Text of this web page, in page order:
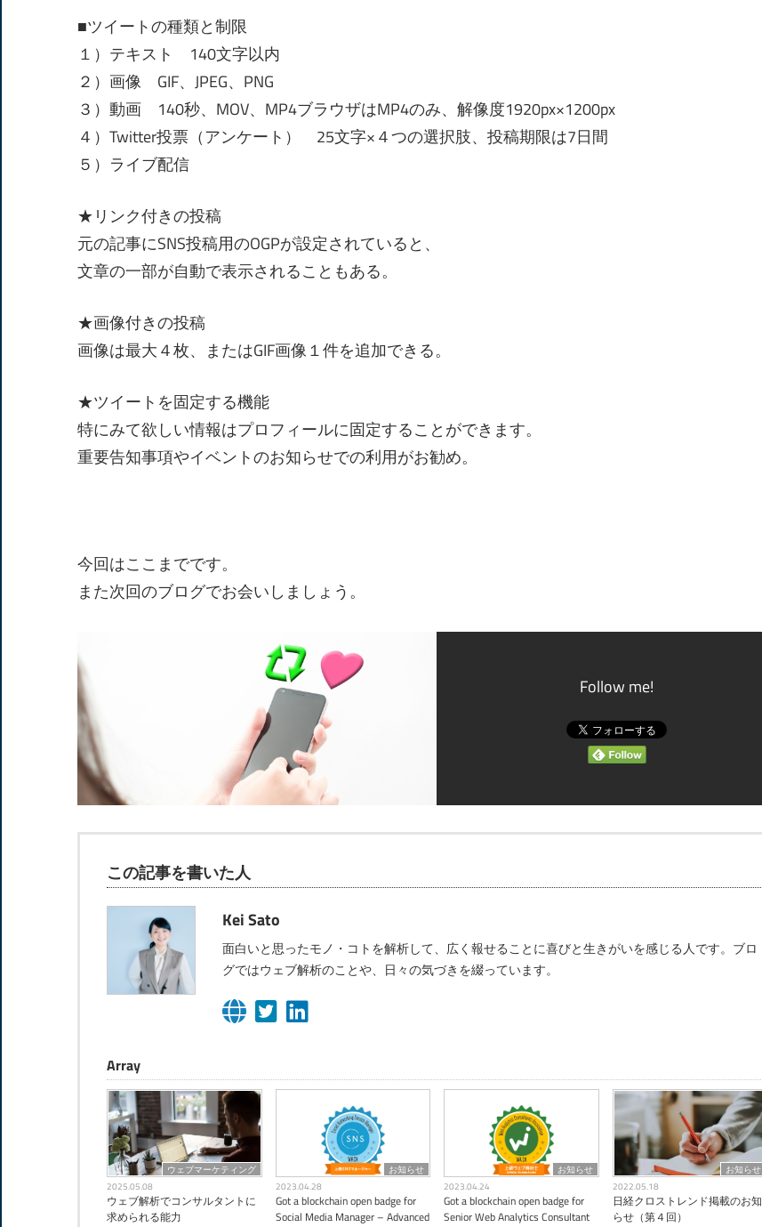
■ツイートの種類と制限
１）テキスト 140文字以内
２）画像 GIF、JPEG、PNG
３）動画 140秒、MOV、MP4ブラウザはMP4のみ、解像度1920px×1200px
４）Twitter投票（アンケート） 25文字×４つの選択肢、投稿期限は7日間
５）ライブ配信
★リンク付きの投稿
元の記事にSNS投稿用のOGPが設定されていると、
文章の一部が自動で表示されることもある。
★画像付きの投稿
画像は最大４枚、またはGIF画像１件を追加できる。
★ツイートを固定する機能
特にみて欲しい情報はプロフィールに固定することができます。
重要告知事項やイベントのお知らせでの利用がお勧め。
今回はここまでです。
また次回のブログでお会いしましょう。
Follow me!
この記事を書いた人
Kei Sato
面白いと思ったモノ・コトを解析して、広く報せることに喜びと生きがいを感じる人です。ブロ
グではウェブ解析のことや、日々の気づきを綴っています。
Array
ウェブマーケティング
2025.05.08
ウェブ解析でコンサルタントに
求められる能力
お知らせ
2023.04.28
Got a blockchain open badge for
Social Media Manager – Advanced
お知らせ
2023.04.24
Got a blockchain open badge for
Senior Web Analytics Consultant
お知らせ
2022.05.18
日経クロストレンド掲載のお知
らせ（第４回）